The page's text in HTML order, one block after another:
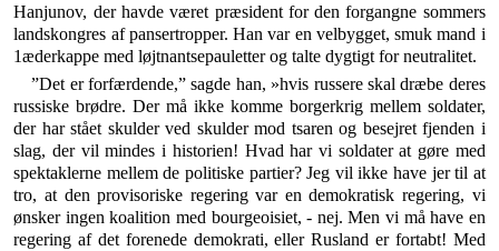
Hanjunov, der havde været præsident for den forgangne sommers
landskongres af pansertrop­per. Han var en velbygget, smuk mand i
1æderkappe med løjtnantsepauletter og talte dygtigt for neutralitet.
”Det er forfærdende,” sagde han, »hvis russere skal dræbe deres
russiske brødre. Der må ikke komme bor­gerkrig mellem soldater,
der har stået skulder ved skul­der mod tsaren og besejret fjenden i
slag, der vil mindes i historien! Hvad har vi soldater at gøre med
spektak­lerne mellem de politiske partier? Jeg vil ikke have jer til at
tro, at den provisoriske regering var en demokra­tisk regering, vi
ønsker ingen koalition med bourgeoisiet, - nej. Men vi må have en
regering af det forenede de­mokrati, eller Rusland er fortabt! Med